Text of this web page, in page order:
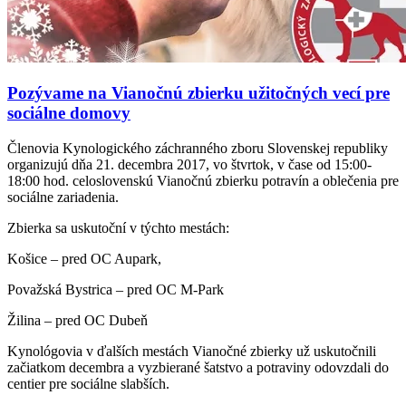
Pozývame na Vianočnú zbierku užitočných vecí pre
sociálne domovy
Členovia Kynologického záchranného zboru Slovenskej republiky
organizujú dňa 21. decembra 2017, vo štvrtok, v čase od 15:00-
18:00 hod. celoslovenskú Vianočnú zbierku potravín a oblečenia pre
sociálne zariadenia.
Zbierka sa uskutoční v týchto mestách:
Košice – pred OC Aupark,
Považská Bystrica – pred OC M-Park
Žilina – pred OC Dubeň
Kynológovia v ďalších mestách Vianočné zbierky už uskutočnili
začiatkom decembra a vyzbierané šatstvo a potraviny odovzdali do
centier pre sociálne slabších.